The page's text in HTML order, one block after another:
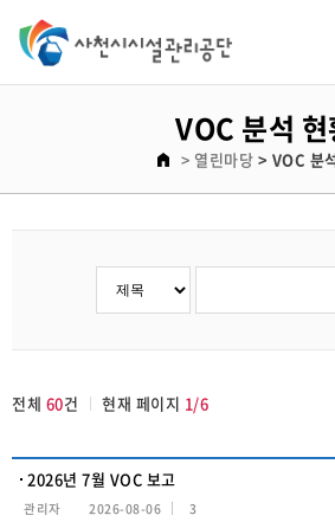
VOC 분석
> 열린마당 > VOC 분
전체 60건 현재 페이지 1/6
2026년 7월 VOC 보고
관리자 2026-08-06 3